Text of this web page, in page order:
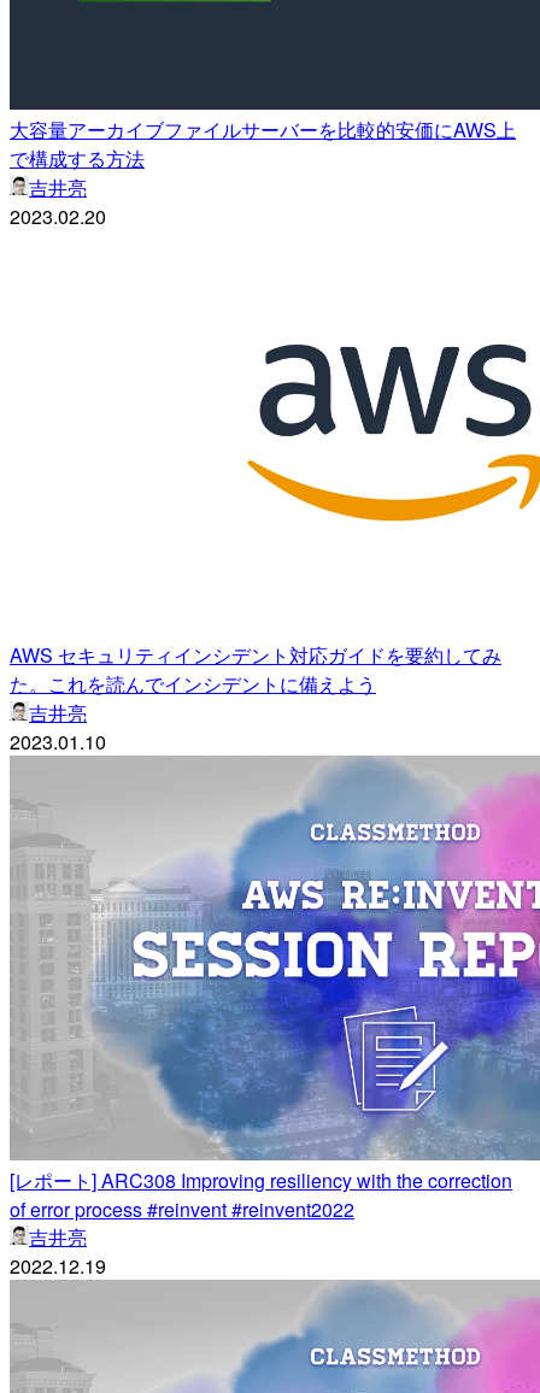
大容量アーカイブファイルサーバーを比較的安価にAWS上
で構成する方法
吉井亮
2023.02.20
AWS セキュリティインシデント対応ガイドを要約してみ
た。これを読んでインシデントに備えよう
吉井亮
2023.01.10
[レポート] ARC308 Improving resiliency with the correction
of error process #reinvent #reinvent2022
吉井亮
2022.12.19